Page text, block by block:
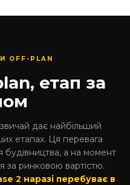
OFF-PLAN
етап за
дає найбільший
етапах. Ця перевага
будівництва, а на момент
за ринковою вартістю.
2 наразі перебуває в